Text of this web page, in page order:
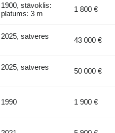
stāvoklis:
3 m
1 800 €
satveres
43 000 €
satveres
50 000 €
1 900 €